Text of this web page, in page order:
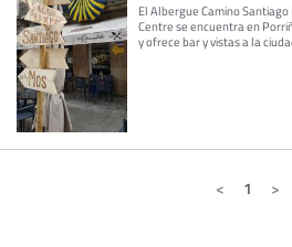
El Albergue Camino
Centre se encuentra en
y ofrece bar y vistas a la
1